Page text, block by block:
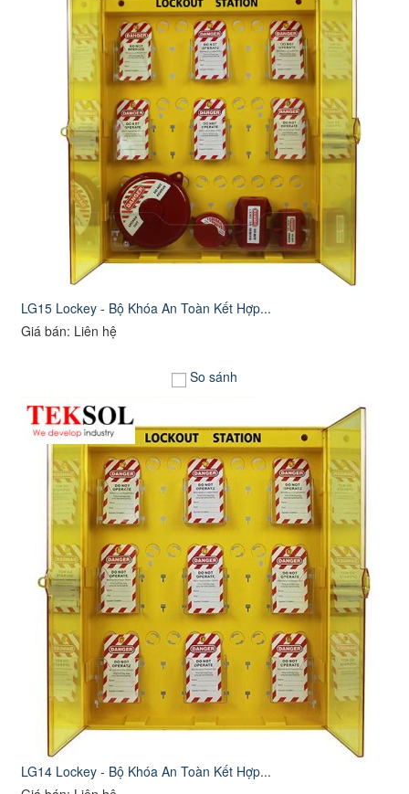
LG15 Lockey - Bộ Khóa An Toàn Kết Hợp...
Giá bán: Liên hệ
So sánh
LG14 Lockey - Bộ Khóa An Toàn Kết Hợp...